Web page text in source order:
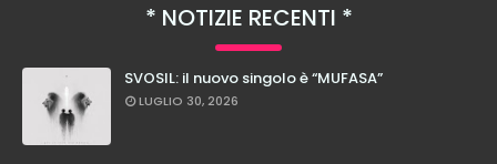
NOTIZIE RECENTI
SVOSIL: il nuovo singolo è “MUFASA”
LUGLIO 30, 2026